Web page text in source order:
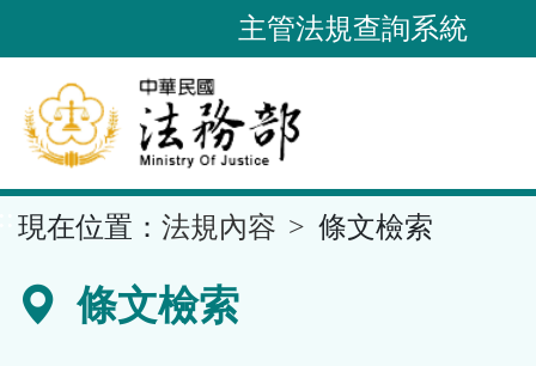
到
要
內
容
區
主管法規查詢系統
現在位置： 法規內容 條文檢索
條文檢索